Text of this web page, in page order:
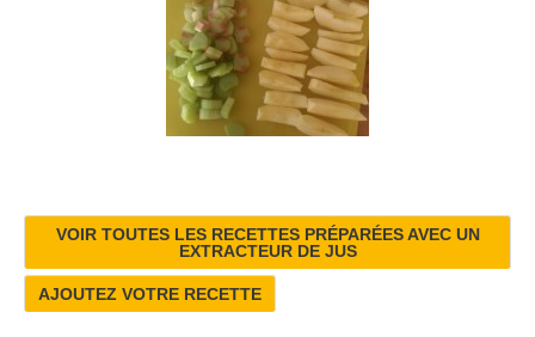
VOIR TOUTES LES RECETTES PRÉPARÉES AVEC UN
EXTRACTEUR DE JUS
AJOUTEZ VOTRE RECETTE